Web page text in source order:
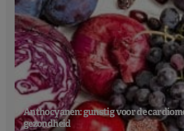
Anthocyanen: gunstig voor de
gezondheid